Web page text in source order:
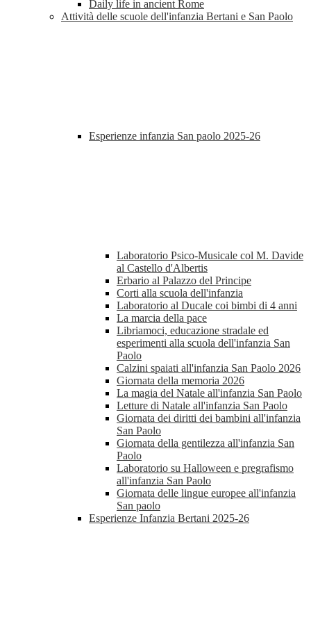
Daily life in ancient Rome
Attività delle scuole dell'infanzia Bertani e San Paolo
Esperienze infanzia San paolo 2025-26
Laboratorio Psico-Musicale col M. Davide
al Castello d'Albertis
Erbario al Palazzo del Principe
Corti alla scuola dell'infanzia
Laboratorio al Ducale coi bimbi di 4 anni
La marcia della pace
Libriamoci, educazione stradale ed
esperimenti alla scuola dell'infanzia San
Paolo
Calzini spaiati all'infanzia San Paolo 2026
Giornata della memoria 2026
La magia del Natale all'infanzia San Paolo
Letture di Natale all'infanzia San Paolo
Giornata dei diritti dei bambini all'infanzia
San Paolo
Giornata della gentilezza all'infanzia San
Paolo
Laboratorio su Halloween e pregrafismo
all'infanzia San Paolo
Giornata delle lingue europee all'infanzia
San paolo
Esperienze Infanzia Bertani 2025-26